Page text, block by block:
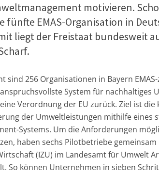
motivieren.
fünfte EMAS-Organisation in
liegt der Freistaat bundesweit
sind 256 Organisationen in Bayern
System für nachhaltiges
Verordnung der EU zurück. Ziel ist
der Umweltleistungen mithilfe eines
Systems. Um die Anforderungen
haben sechs Pilotbetriebe
(IZU) im Landesamt für Umwelt
So können Unternehmen in sieben